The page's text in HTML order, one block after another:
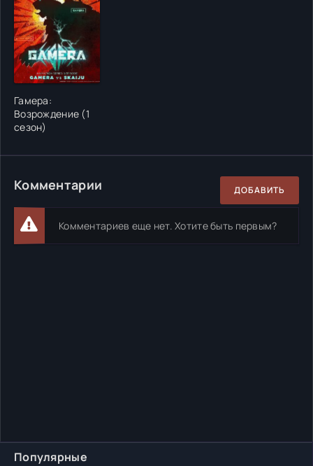
Популярные
Гамера:
Возрождение (1
сезон)
Комментарии ДОБАВИТЬ
Комментариев еще нет. Хотите быть первым?